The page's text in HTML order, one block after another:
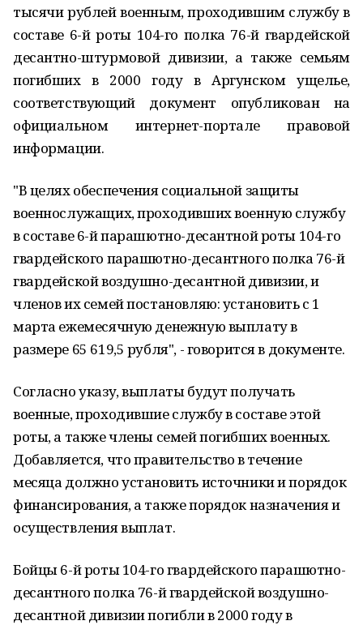
тысячи рублей военным, проходившим службу в
составе 6-й роты 104-го полка 76-й гвардейской
десантно-штурмовой дивизии, а также семьям
погибших в 2000 году в Аргунском ущелье,
соответствующий документ опубликован на
официальном интернет-портале правовой
информации.
"В целях обеспечения социальной защиты
военнослужащих, проходивших военную службу
в составе 6-й парашютно-десантной роты 104-го
гвардейского парашютно-десантного полка 76-й
гвардейской воздушно-десантной дивизии, и
членов их семей постановляю: установить с 1
марта ежемесячную денежную выплату в
размере 65 619,5 рубля", - говорится в документе.
Согласно указу, выплаты будут получать
военные, проходившие службу в составе этой
роты, а также члены семей погибших военных.
Добавляется, что правительство в течение
месяца должно установить источники и порядок
финансирования, а также порядок назначения и
осуществления выплат.
Бойцы 6-й роты 104-го гвардейского парашютно-
десантного полка 76-й гвардейской воздушно-
десантной дивизии погибли в 2000 году в